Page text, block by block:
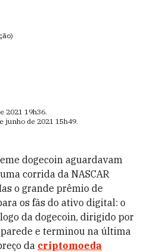
2021 19h36.
junho de 2021 15h49.
dogecoin aguardavam
corrida da NASCAR
o grande prêmio de
os fãs do ativo digital: o
da dogecoin, dirigido por
e terminou na última
da criptomoeda